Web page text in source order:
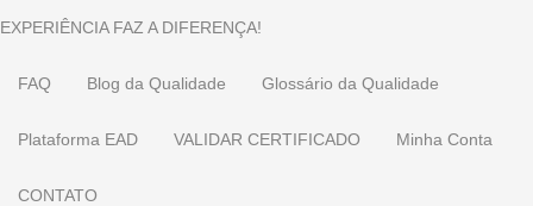
EXPERIÊNCIA FAZ A DIFERENÇA!
FAQ Blog da Qualidade Glossário da Qualidade
Plataforma EAD VALIDAR CERTIFICADO Minha Conta
CONTATO